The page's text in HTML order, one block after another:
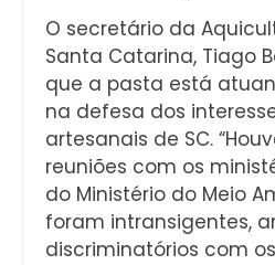
O secretário da
Santa Catarina, Tiago
que a pasta está
na defesa dos
artesanais de SC.
reuniões com os
do Ministério do Meio
foram intransigentes,
discriminatórios com